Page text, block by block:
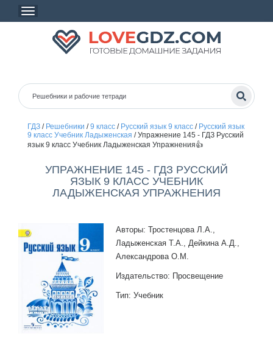
ГДЗ/ Решебники /9 класс/ Русский язык 9 класс/ Русский язык
9 класс Учебник Ладыженская /Упражнение 145 - ГДЗ Русский
язык 9 класс Учебник Ладыженская Упражнения👍
УПРАЖНЕНИЕ 145 - ГДЗ РУССКИЙ
ЯЗЫК 9 КЛАСС УЧЕБНИК
ЛАДЫЖЕНСКАЯ УПРАЖНЕНИЯ
Авторы: Тростенцова Л.А.,
Ладыженская Т.А., Дейкина А.Д.,
Александрова О.М.
Издательство: Просвещение
Тип: Учебник